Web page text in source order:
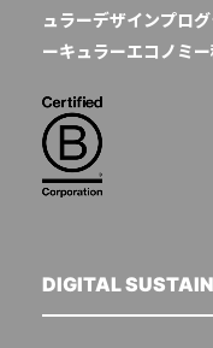
ュラーデザインプロ
ーキュラーエコノミー
DIGITAL